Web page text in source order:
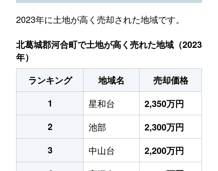
2023年に土地が高く売却された地域です。
北葛城郡河合町で土地が高く売れた地域（2023
年）
ランキング
地域名
売却価格
1
星和台
2,350万円
2
池部
2,300万円
3
中山台
2,200万円